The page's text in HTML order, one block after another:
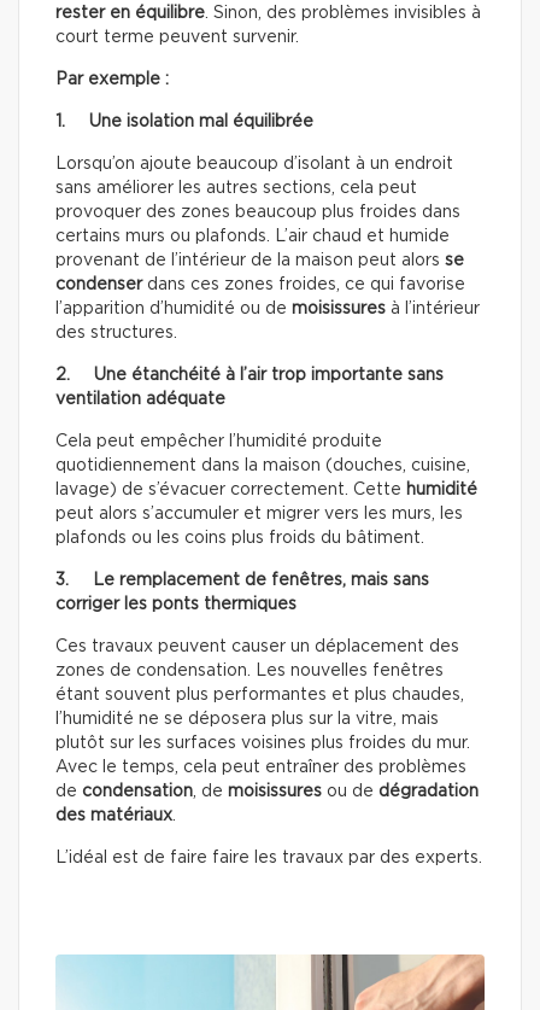
rester en équilibre. Sinon, des problèmes invisibles à
court terme peuvent survenir.
Par exemple :
1. Une isolation mal équilibrée
Lorsqu’on ajoute beaucoup d’isolant à un endroit
sans améliorer les autres sections, cela peut
provoquer des zones beaucoup plus froides dans
certains murs ou plafonds. L’air chaud et humide
provenant de l’intérieur de la maison peut alors se
condenserdans ces zones froides, ce qui favorise
l’apparition d’humidité ou de moisissures à l’intérieur
des structures.
2. Une étanchéité à l’air trop importante sans
ventilation adéquate
Cela peut empêcher l’humidité produite
quotidiennement dans la maison (douches, cuisine,
lavage) de s’évacuer correctement. Cette humidité
peut alors s’accumuler et migrer vers les murs, les
plafonds ou les coins plus froids du bâtiment.
3. Le remplacement de fenêtres, mais sans
corriger les ponts thermiques
Ces travaux peuvent causer un déplacement des
zones de condensation. Les nouvelles fenêtres
étant souvent plus performantes et plus chaudes,
l’humidité ne se déposera plus sur la vitre, mais
plutôt sur les surfaces voisines plus froides du mur.
Avec le temps, cela peut entraîner des problèmes
de condensation, de moisissures ou de dégradation
des matériaux.
L’idéal est de faire faire les travaux par des experts.